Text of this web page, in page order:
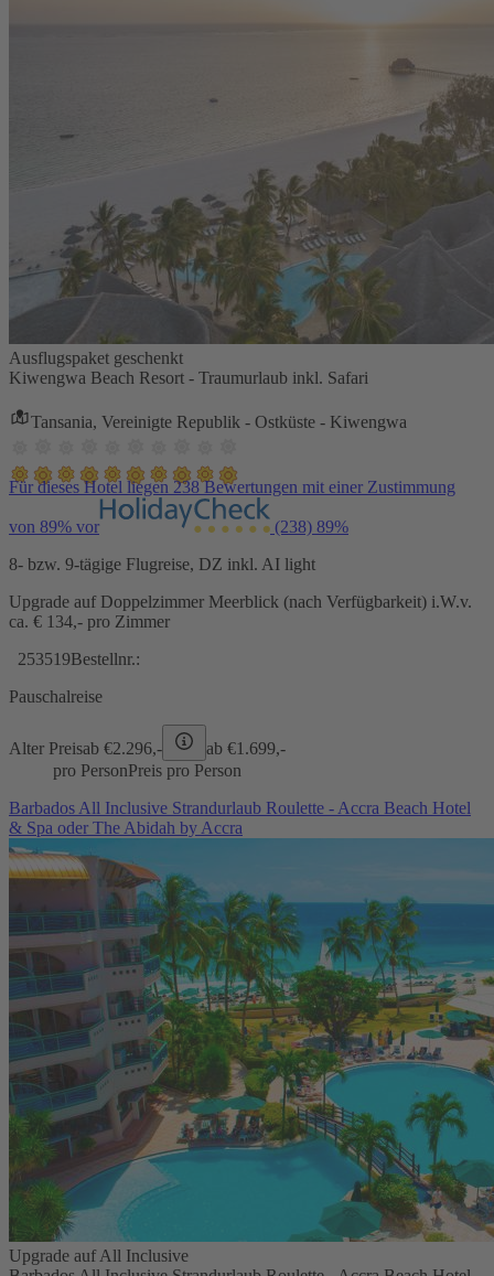
Ausflugspaket geschenkt
Kiwengwa Beach Resort - Traumurlaub inkl. Safari
Tansania, Vereinigte Republik - Ostküste - Kiwengwa
Für dieses Hotel liegen 238 Bewertungen mit einer Zustimmung
von 89% vor (238) 89%
8- bzw. 9-tägige Flugreise, DZ inkl. AI light
Upgrade auf Doppelzimmer Meerblick (nach Verfügbarkeit) i.W.v.
ca. € 134,- pro Zimmer
253519Bestellnr.:
Pauschalreise
Alter Preisab €2.296,- ab €1.699,-
pro PersonPreis pro Person
Barbados All Inclusive Strandurlaub Roulette - Accra Beach Hotel
& Spa oder The Abidah by Accra
Upgrade auf All Inclusive